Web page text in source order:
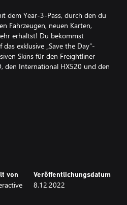
dem Year-3-Pass, durch den du
Fahrzeugen, neuen Karten,
erhältst! Du bekommst
exklusive „Save the Day“-
Skins für den Freightliner
den International HX520 und den
von Veröffentlichungsdatum
8.12.2022